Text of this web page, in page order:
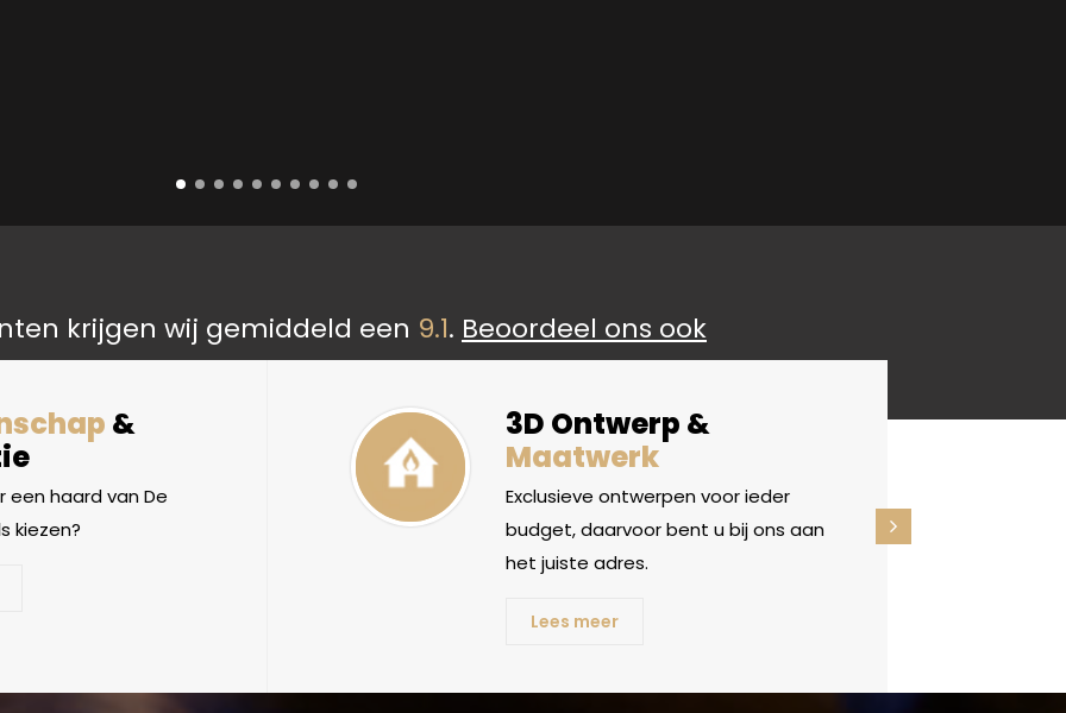
krijgen wij gemiddeld een 9.1. Beoordeel ons ook
&
een haard van De
kiezen?
3D Ontwerp &
Maatwerk
Exclusieve ontwerpen voor ieder
budget, daarvoor bent u bij ons aan
het juiste adres.
Lees meer